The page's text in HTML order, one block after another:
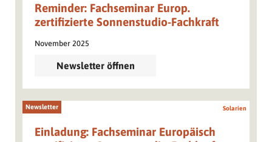
Reminder: Fachseminar Europ.
zertifizierte Sonnenstudio-Fachkraft
November 2025
Newsletter öffnen
Newsletter
Einladung: Fachseminar Europäisch
Solarien